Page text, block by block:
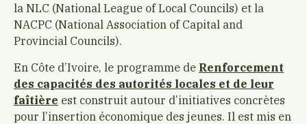
la NLC (National League of Local Councils) et la
NACPC (National Association of Capital and
Provincial Councils).
En Côte d’Ivoire, le programme de Renforcement
des capacités des autorités locales et de leur
faîtière est construit autour d’initiatives concrètes
pour l’insertion économique des jeunes. Il est mis en